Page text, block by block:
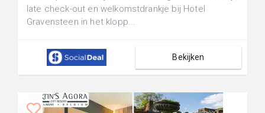
late check-out en welkomstdrankje bij Hotel
Gravensteen in het klopp...
Bekijken